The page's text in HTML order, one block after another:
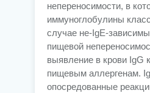
непереносимости, в
иммуноглобулины
случае не-IgE-
пищевой
выявление в крови IgG
пищевым аллергенам.
опосредованные